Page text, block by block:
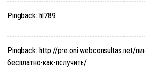
Pingback: hl789
Pingback: http://pre.oni.webconsultas.net/
бесплатно-как-получить/